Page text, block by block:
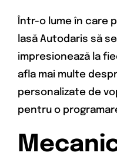
Într-o lume în care
lasă Autodaris să
impresionează la
afla mai multe
personalizate de
pentru o